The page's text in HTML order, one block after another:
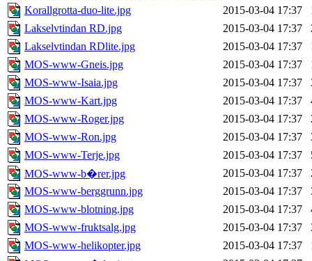
Korallgrotta-duo-lite.jpg
2015-03-04 17:37
Lakselvtindan RD.jpg
2015-03-04 17:37
Lakselvtindan RDlite.jpg
2015-03-04 17:37
MOS-www-Gneis.jpg
2015-03-04 17:37
MOS-www-Isaia.jpg
2015-03-04 17:37
MOS-www-Kart.jpg
2015-03-04 17:37
MOS-www-Roger.jpg
2015-03-04 17:37
MOS-www-Ron.jpg
2015-03-04 17:37
MOS-www-Terje.jpg
2015-03-04 17:37
MOS-www-b�rer.jpg
2015-03-04 17:37
MOS-www-berggrunn.jpg
2015-03-04 17:37
MOS-www-blotning.jpg
2015-03-04 17:37
MOS-www-fruktsalg.jpg
2015-03-04 17:37
MOS-www-helikopter.jpg
2015-03-04 17:37